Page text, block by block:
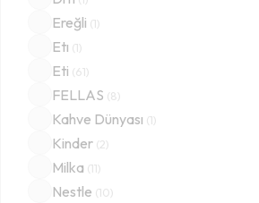
Ereğli (1)
Etı (1)
Eti (61)
FELLAS (8)
Kahve Dünyası (1)
Kinder (2)
Milka (11)
Nestle (10)